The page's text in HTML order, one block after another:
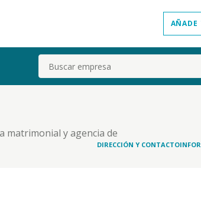
AÑADE
Buscar
matrimonial y agencia de
DIRECCIÓN Y CONTACTO